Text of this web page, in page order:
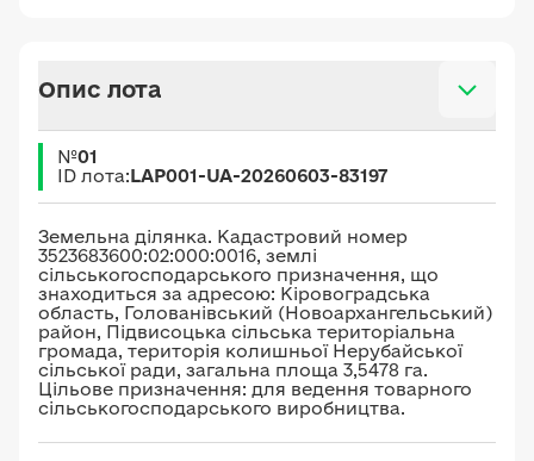
Опис лота
№01
ID лота:LAP001-UA-20260603-83197
Земельна ділянка. Кадастровий номер
3523683600:02:000:0016, землі
сільськогосподарського призначення, що
знаходиться за адресою: Кіровоградська
область, Голованівський (Новоархангельський)
район, Підвисоцька сільська територіальна
громада, територія колишньої Нерубайської
сільської ради, загальна площа 3,5478 га.
Цільове призначення: для ведення товарного
сільськогосподарського виробництва.